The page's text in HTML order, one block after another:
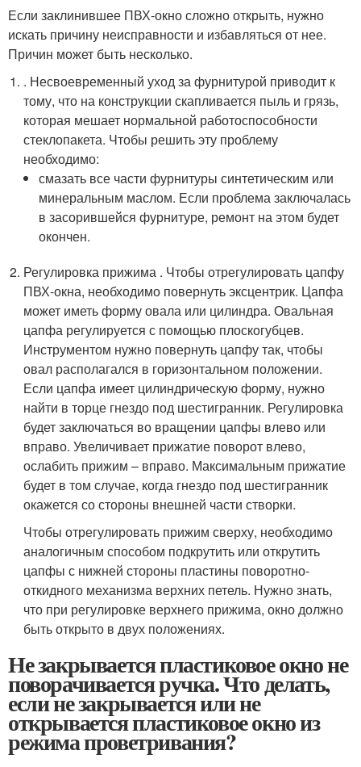
Если заклинившее ПВХ-окно сложно открыть, нужно
искать причину неисправности и избавляться от нее.
Причин может быть несколько.
. Несвоевременный уход за фурнитурой приводит к
тому, что на конструкции скапливается пыль и грязь,
которая мешает нормальной работоспособности
стеклопакета. Чтобы решить эту проблему
необходимо:
смазать все части фурнитуры синтетическим или
минеральным маслом. Если проблема заключалась
в засорившейся фурнитуре, ремонт на этом будет
окончен.
Регулировка прижима . Чтобы отрегулировать цапфу
ПВХ-окна, необходимо повернуть эксцентрик. Цапфа
может иметь форму овала или цилиндра. Овальная
цапфа регулируется с помощью плоскогубцев.
Инструментом нужно повернуть цапфу так, чтобы
овал располагался в горизонтальном положении.
Если цапфа имеет цилиндрическую форму, нужно
найти в торце гнездо под шестигранник. Регулировка
будет заключаться во вращении цапфы влево или
вправо. Увеличивает прижатие поворот влево,
ослабить прижим – вправо. Максимальным прижатие
будет в том случае, когда гнездо под шестигранник
окажется со стороны внешней части створки.
Чтобы отрегулировать прижим сверху, необходимо
аналогичным способом подкрутить или открутить
цапфы с нижней стороны пластины поворотно-
откидного механизма верхних петель. Нужно знать,
что при регулировке верхнего прижима, окно должно
быть открыто в двух положениях.
Не закрывается пластиковое окно не
поворачивается ручка. Что делать,
если не закрывается или не
открывается пластиковое окно из
режима проветривания?